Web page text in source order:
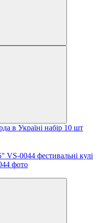
в Україні набір 10 шт